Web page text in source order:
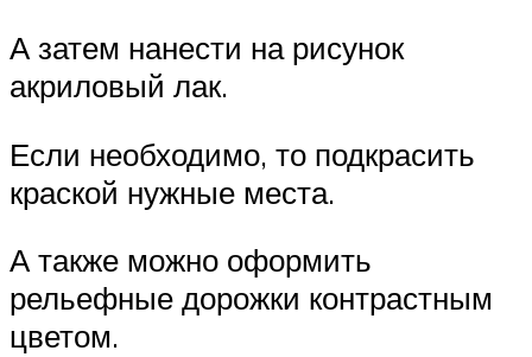
А затем нанести на рисунок
акриловый лак.
Если необходимо, то подкрасить
краской нужные места.
А также можно оформить
рельефные дорожки контрастным
цветом.